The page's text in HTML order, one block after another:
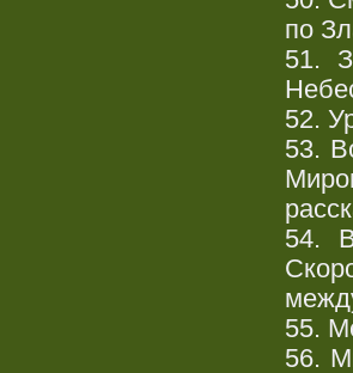
по
51.
52.
53.
54.
55.
56.